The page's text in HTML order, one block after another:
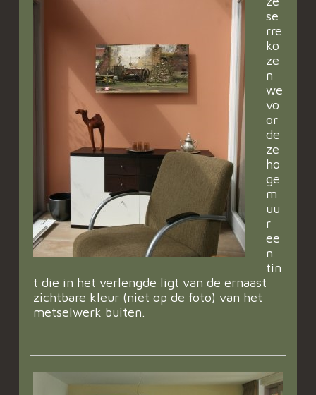
se
rre
ko
ze
n
we
vo
or
de
ze
ho
ge
m
uu
r
ee
n
tin
t die in het verlengde ligt van de ernaast
zichtbare kleur (niet op de foto) van het
metselwerk buiten.